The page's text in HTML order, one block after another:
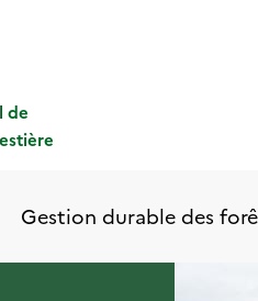
de
Gestion durable des